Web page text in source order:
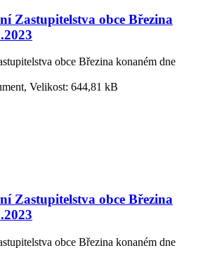
Zastupitelstva obce Březina
obce Březina konaném dne
Velikost: 644,81 kB
Zastupitelstva obce Březina
obce Březina konaném dne